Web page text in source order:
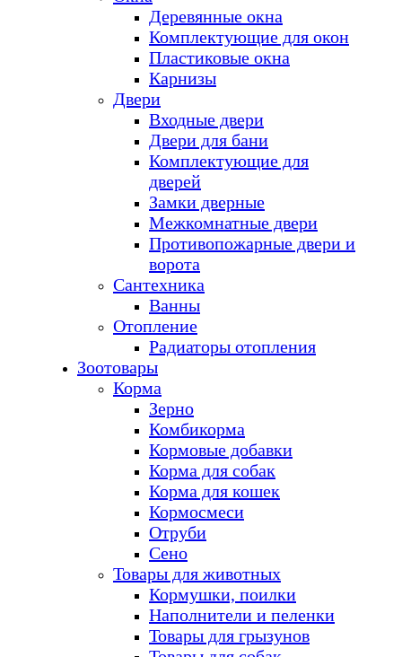
Деревянные окна
Комплектующие для окон
Пластиковые окна
Карнизы
Двери
Входные двери
Двери для бани
Комплектующие для
дверей
Замки дверные
Межкомнатные двери
Противопожарные двери и
ворота
Сантехника
Ванны
Отопление
Радиаторы отопления
Зоотовары
Корма
Зерно
Комбикорма
Кормовые добавки
Корма для собак
Корма для кошек
Кормосмеси
Отруби
Сено
Товары для животных
Кормушки, поилки
Наполнители и пеленки
Товары для грызунов